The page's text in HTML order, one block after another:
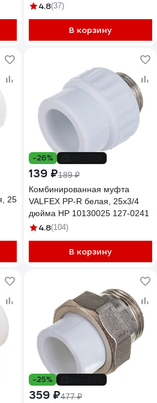
127-0208
4.8(37)
В корзину
25
-26%
139 ₽189 ₽
Комбинированная муфта
VALFEX PP-R белая, 25х3/4
дюйма НР 10130025 127-0241
4.8(104)
В корзину
-25%
359 ₽477 ₽